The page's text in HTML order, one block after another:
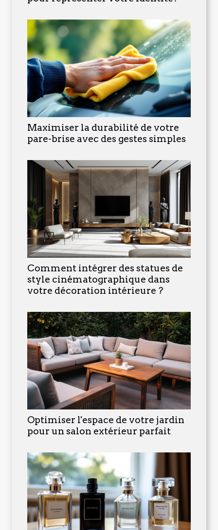
Maximiser la durabilité de votre
pare-brise avec des gestes simples
Comment intégrer des statues de
style cinématographique dans
votre décoration intérieure ?
Optimiser l'espace de votre jardin
pour un salon extérieur parfait